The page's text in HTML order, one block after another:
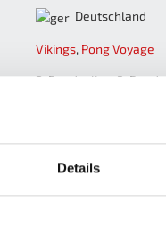
Details
Deutschland
Vikings, Pong Voyage
2. Bundesliga, 3.